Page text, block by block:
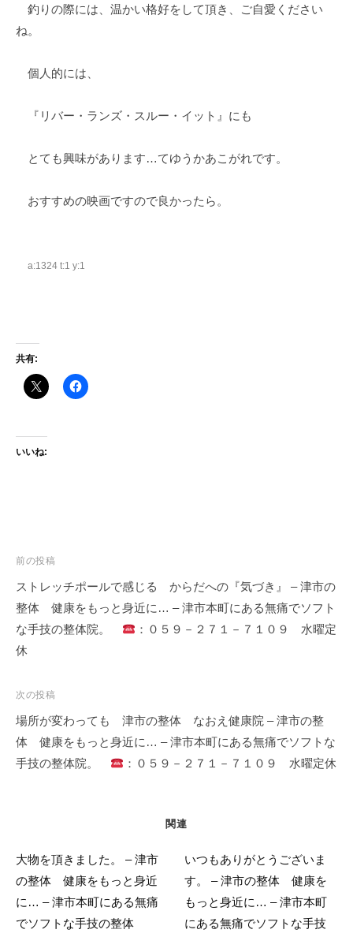
釣りの際には、温かい格好をして頂き、ご自愛ください
ね。
個人的には、
『リバー・ランズ・スルー・イット』にも
とても興味があります…てゆうかあこがれです。
おすすめの映画ですので良かったら。
a:1324 t:1 y:1
共有:
いいね:
投
稿
ナ
ビ
ゲ
シ
ョ
ン
前の投稿
ストレッチポールで感じる からだへの『気づき』 – 津市の
整体 健康をもっと身近に… – 津市本町にある無痛でソフト
な手技の整体院。
：０５９－２７１－７１０９ 水曜定
休
次の投稿
場所が変わっても 津市の整体 なおえ健康院 – 津市の整
体 健康をもっと身近に… – 津市本町にある無痛でソフトな
手技の整体院。
：０５９－２７１－７１０９ 水曜定休
関連
大物を頂きました。 – 津市
の整体 健康をもっと身近
に… – 津市本町にある無痛
でソフトな手技の整体
いつもありがとうございま
す。 – 津市の整体 健康を
もっと身近に… – 津市本町
にある無痛でソフトな手技